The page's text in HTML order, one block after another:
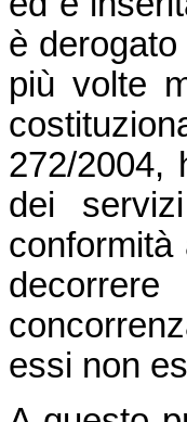
è
più volte
272/2004,
dei
essi non